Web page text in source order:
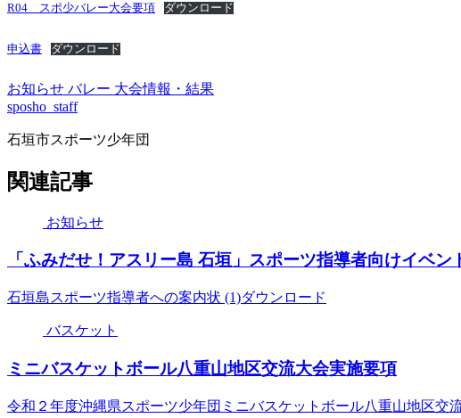
R04 スポ少バレー大会要項 ダウンロード
申込書 ダウンロード
お知らせ バレー 大会情報・結果
sposho_staff
石垣市スポーツ少年団
関連記事
お知らせ
「ふみだせ！アスリー島 石垣」スポーツ指導者向けイベン
石垣島スポーツ指導者への案内状 (1)ダウンロード
バスケット
ミニバスケットボール八重山地区交流大会実施要項
令和２年度沖縄県スポーツ少年団ミニバスケットボール八重山地区交